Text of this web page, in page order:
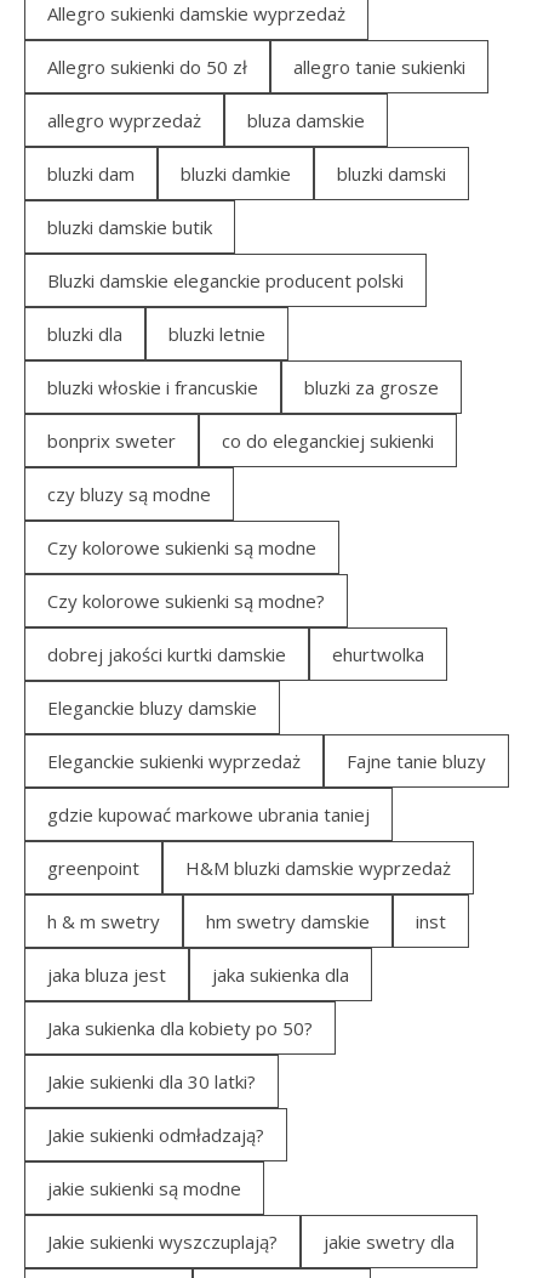
Allegro sukienki damskie wyprzedaż
Allegro sukienki do 50 zł allegro tanie sukienki
allegro wyprzedaż bluza damskie
bluzki dam bluzki damkie bluzki damski
bluzki damskie butik
Bluzki damskie eleganckie producent polski
bluzki dla bluzki letnie
bluzki włoskie i francuskie bluzki za grosze
bonprix sweter co do eleganckiej sukienki
czy bluzy są modne
Czy kolorowe sukienki są modne
Czy kolorowe sukienki są modne?
dobrej jakości kurtki damskie ehurtwolka
Eleganckie bluzy damskie
Eleganckie sukienki wyprzedaż Fajne tanie bluzy
gdzie kupować markowe ubrania taniej
greenpoint H&M bluzki damskie wyprzedaż
h & m swetry hm swetry damskie inst
jaka bluza jest jaka sukienka dla
Jaka sukienka dla kobiety po 50?
Jakie sukienki dla 30 latki?
Jakie sukienki odmładzają?
jakie sukienki są modne
Jakie sukienki wyszczuplają? jakie swetry dla